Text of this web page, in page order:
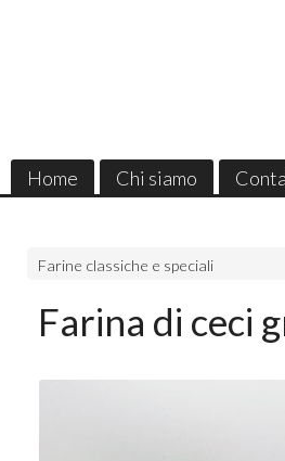
Home Chi siamo
Farine classiche e speciali
Farina di ceci